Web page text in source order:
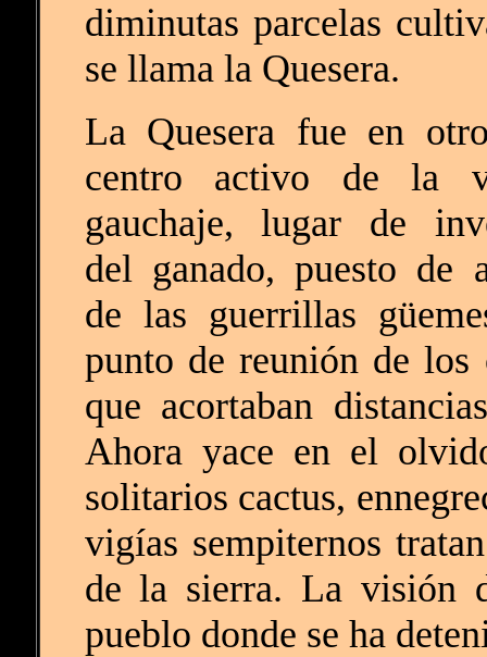
diminutas parcelas
se llama la Quesera.
La Quesera fue en
centro activo de la
gauchaje, lugar de
del ganado, puesto de
de las guerrillas
punto de reunión de los
que acortaban
Ahora yace en el
solitarios cactus,
vigías sempiternos
de la sierra. La visión
pueblo donde se ha